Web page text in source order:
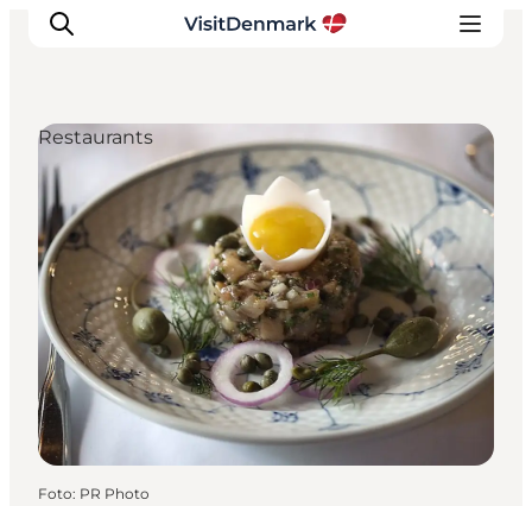
Inspiration
Resmål
Aktiviteter
Övernatta
Planera resan
Restaurants
Foto: PR Photo